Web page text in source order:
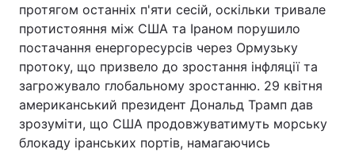
Техно і зв'язок Лайт
Зброя Інциденти
Здоров'я Туризм
Цікавинки Погода
протягом останніх п'яти сесій, оскільки тривале
протистояння між США та Іраном порушило
постачання енергоресурсів через Ормузьку
протоку, що призвело до зростання інфляції та
загрожувало глобальному зростанню. 29 квітня
американський президент Дональд Трамп дав
зрозуміти, що США продовжуватимуть морську
блокаду іранських портів, намагаючись